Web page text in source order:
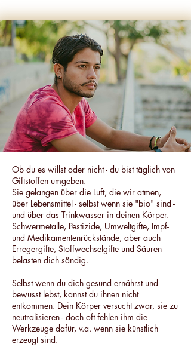
Ob du es willst oder nicht - du bist täglich von
Giftstoffen umgeben.
Sie gelangen über die Luft, die wir atmen,
über Lebensmittel - selbst wenn sie "bio" sind -
und über das Trinkwasser in deinen Körper.
Schwermetalle, Pestizide, Umweltgifte, Impf-
und Medikamentenrückstände, aber auch
Erregergifte, Stoffwechselgifte und Säuren
belasten dich sändig.
Selbst wenn du dich gesund ernährst und
bewusst lebst, kannst du ihnen nicht
entkommen. Dein Körper versucht zwar, sie zu
neutralisieren - doch oft fehlen ihm die
Werkzeuge dafür, v.a. wenn sie künstlich
erzeugt sind.​